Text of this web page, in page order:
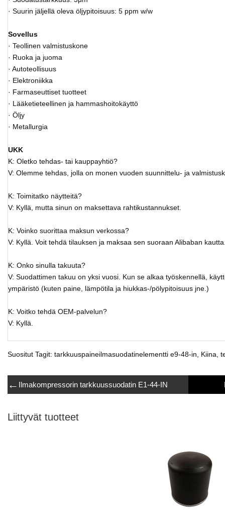
· Suurin jäljellä oleva öljypitoisuus: 5 ppm w/w
Sovellus
· Teollinen valmistuskone
· Ruoka ja juoma
· Autoteollisuus
· Elektroniikka
· Farmaseuttiset tuotteet
· Lääketieteellinen ja hammashoitokäyttö
· Öljy
· Metallurgia
UKK
K: Oletko tehdas- tai kauppayhtiö?
V: Olemme tehdas, jolla on monen vuoden suunnittelu- ja
K: Toimitatko näytteitä?
V: Kyllä, mutta sinun on maksettava rahtikustannukset.
K: Voinko suorittaa maksun verkossa?
V: Kyllä. Voit tehdä tilauksen ja maksaa sen suoraan Alibaban
K: Onko sinulla takuuta?
V: Suodattimen takuu on yksi vuosi. Kun se alkaa työskennellä,
ympäristö (kuten paine, lämpötila ja hiukkas-/pölypitoisuus jne.)
K: Voitko tehdä OEM-palvelun?
V: Kyllä.
Suositut Tagit: tarkkuuspaineilmasuodatinelementti e9-48-in, Kiina,
← Ilmakompressorin tarkkuussuodatin E1-44-IN
Liittyvät tuotteet